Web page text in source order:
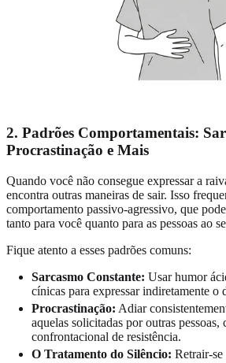
2. Padrões Comportamentais:
Procrastinação e Mais
Quando você não consegue expressar a
encontra outras maneiras de sair. Isso
comportamento passivo-agressivo, que
tanto para você quanto para as pessoas ao
Fique atento a esses padrões comuns:
Sarcasmo Constante: Usar humor
cínicas para expressar indiretamente o
Procrastinação: Adiar
aquelas solicitadas por outras
confrontacional de resistência.
O Tratamento do Silêncio: Retrair-se